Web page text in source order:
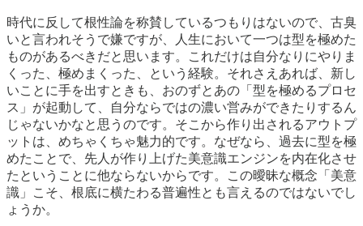
時代に反して根性論を称賛しているつもりはないので、古臭
いと言われそうで嫌ですが、人生において一つは型を極めた
ものがあるべきだと思います。これだけは自分なりにやりま
くった、極めまくった、という経験。それさえあれば、新し
いことに手を出すときも、おのずとあの「型を極めるプロセ
ス」が起動して、自分ならではの濃い営みができたりするん
じゃないかなと思うのです。そこから作り出されるアウトプ
ットは、めちゃくちゃ魅力的です。なぜなら、過去に型を極
めたことで、先人が作り上げた美意識エンジンを内在化させ
たということに他ならないからです。この曖昧な概念「美意
識」こそ、根底に横たわる普遍性とも言えるのではないでし
ょうか。